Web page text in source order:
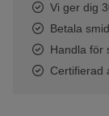
Vi ger dig
Betala
Handla för
Certifierad